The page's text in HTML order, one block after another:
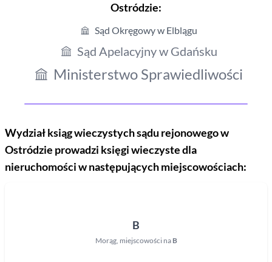
Ostródzie:
Sąd Okręgowy w Elblągu
Sąd Apelacyjny w Gdańsku
Ministerstwo Sprawiedliwości
Wydział ksiąg wieczystych sądu rejonowegow
Ostródzie prowadzi księgi wieczyste dla
nieruchomości w następujących miejscowościach:
B
Morąg, miejscowości na B